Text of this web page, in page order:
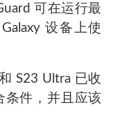
可在运行最
设备上使
S23 Ultra 已收
条件，并且应该